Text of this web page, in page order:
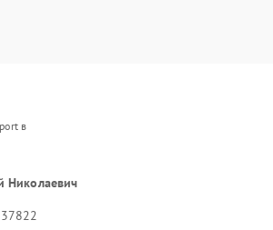
в
Николаевич